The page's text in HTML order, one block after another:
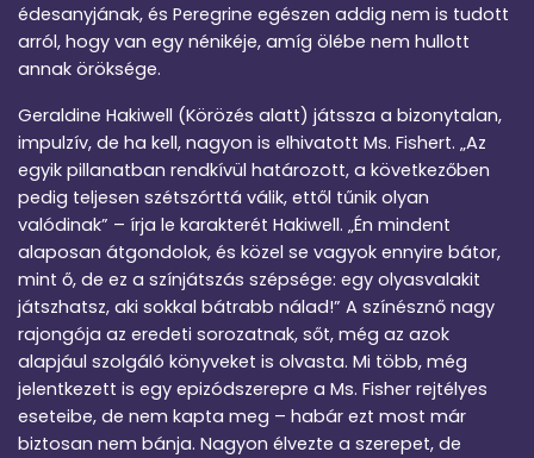
édesanyjának, és Peregrine egészen addig nem is tudott
arról, hogy van egy nénikéje, amíg ölébe nem hullott
annak öröksége.
Geraldine Hakiwell (Körözés alatt) játssza a bizonytalan,
impulzív, de ha kell, nagyon is elhivatott Ms. Fishert. „Az
egyik pillanatban rendkívül határozott, a következőben
pedig teljesen szétszórttá válik, ettől tűnik olyan
valódinak” – írja le karakterét Hakiwell. „Én mindent
alaposan átgondolok, és közel se vagyok ennyire bátor,
mint ő, de ez a színjátszás szépsége: egy olyasvalakit
játszhatsz, aki sokkal bátrabb nálad!” A színésznő nagy
rajongója az eredeti sorozatnak, sőt, még az azok
alapjául szolgáló könyveket is olvasta. Mi több, még
jelentkezett is egy epizódszerepre a Ms. Fisher rejtélyes
eseteibe, de nem kapta meg – habár ezt most már
biztosan nem bánja. Nagyon élvezte a szerepet, de